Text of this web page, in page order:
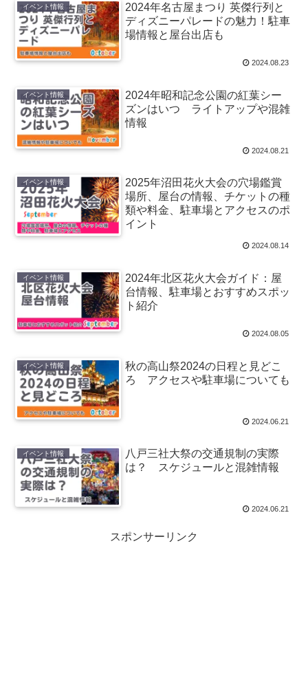
イベント情報
2024年名古屋まつり 英傑行列と
ディズニーパレードの魅力！駐車
場情報と屋台出店も
2024.08.23
イベント情報
2024年昭和記念公園の紅葉シー
ズンはいつ ライトアップや混雑
情報
2024.08.21
イベント情報
2025年沼田花火大会の穴場鑑賞
場所、屋台の情報、チケットの種
類や料金、駐車場とアクセスのポ
イント
2024.08.14
イベント情報
2024年北区花火大会ガイド：屋
台情報、駐車場とおすすめスポッ
ト紹介
2024.08.05
イベント情報
秋の高山祭2024の日程と見どこ
ろ アクセスや駐車場についても
2024.06.21
イベント情報
八戸三社大祭の交通規制の実際
は？ スケジュールと混雑情報
2024.06.21
スポンサーリンク